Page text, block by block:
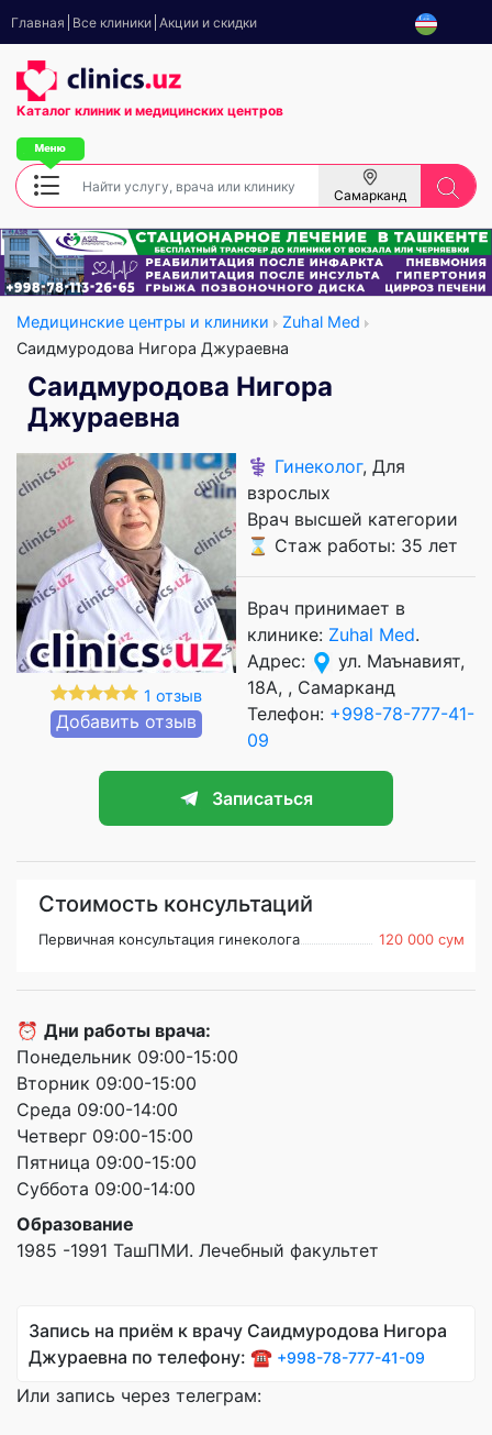
Главная Все клиники Акции и скидки
Каталог клиник и медицинских центров
Самарканд
Медицинские центры и клиники
Zuhal Med
Саидмуродова Нигора Джураевна
Саидмуродова Нигора
Джураевна
1 отзыв
Добавить отзыв
⚕️ Гинеколог, Для
взрослых
Врач высшей категории
⌛ Стаж работы: 35 лет
Врач принимает в
клинике: Zuhal Med.
Адрес:
ул. Маънавият,
18A, , Самарканд
Телефон: +998-78-777-41-
09
Записаться
Стоимость консультаций
Первичная консультация гинеколога 120 000 сум
⏰ Дни работы врача:
Понедельник 09:00-15:00
Вторник 09:00-15:00
Среда 09:00-14:00
Четверг 09:00-15:00
Пятница 09:00-15:00
Суббота 09:00-14:00
Образование
1985 -1991 ТашПМИ. Лечебный факультет
Запись на приём к врачу Саидмуродова Нигора
Джураевна по телефону: ☎️ +998-78-777-41-09
Или запись через телеграм: